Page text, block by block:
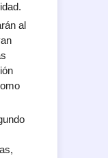
al